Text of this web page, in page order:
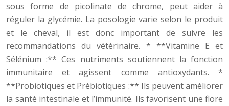
sous forme de picolinate de chrome, peut aider à
réguler la glycémie. La posologie varie selon le produit
et le cheval, il est donc important de suivre les
recommandations du vétérinaire. * **Vitamine E et
Sélénium :** Ces nutriments soutiennent la fonction
immunitaire et agissent comme antioxydants. *
**Probiotiques et Prébiotiques :** Ils peuvent améliorer
la santé intestinale et l’immunité. Ils favorisent une flore